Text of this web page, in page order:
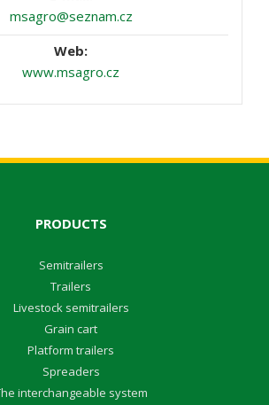
msagro@seznam.cz
www.msagro.cz
PRODUCTS
Semitrailers
Trailers
Livestock semitrailers
Grain cart
Platform trailers
Spreaders
interchangeable system